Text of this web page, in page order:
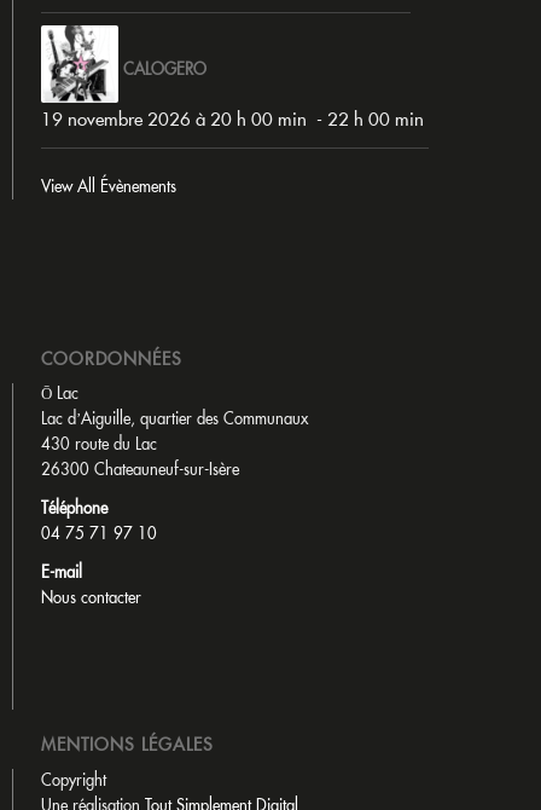
CALOGERO
19 novembre 2026 à 20 h 00 min - 22 h 00 min
View All Évènements
COORDONNÉES
Ō Lac
Lac d’Aiguille, quartier des Communaux
430 route du Lac
26300 Chateauneuf-sur-Isère
Téléphone
04 75 71 97 10
E-mail
Nous contacter
MENTIONS LÉGALES
Copyright
Une réalisation Tout Simplement Digital